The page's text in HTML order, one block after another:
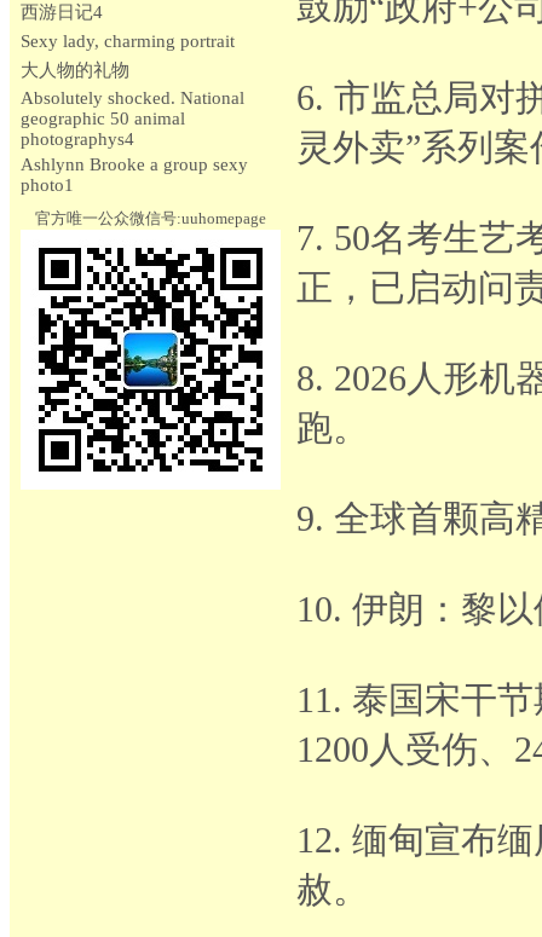
西游日记4
Sexy lady, charming portrait
大人物的礼物
Absolutely shocked. National
geographic 50 animal
photographys4
Ashlynn Brooke a group sexy
photo1
官方唯一公众微信号:uuhomepage
6. 市监总局对
灵外卖”系列
7. 50名考生艺
正，已启动问
8. 2026人形机
跑。
9. 全球首颗高
10. 伊朗：黎
11. 泰国宋干
1200人受伤、
12. 缅甸宣布
赦。